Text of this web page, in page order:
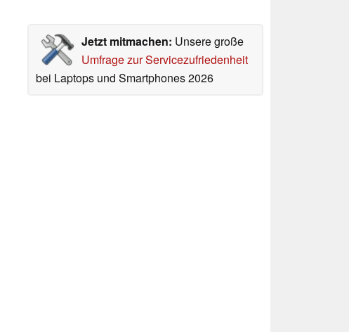
Jetzt mitmachen: Unsere große
Umfrage zur Servicezufriedenheit
bei Laptops und Smartphones 2026